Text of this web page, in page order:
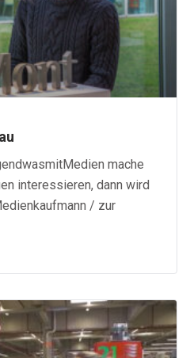
mache
interessieren, dann wird
/ zur